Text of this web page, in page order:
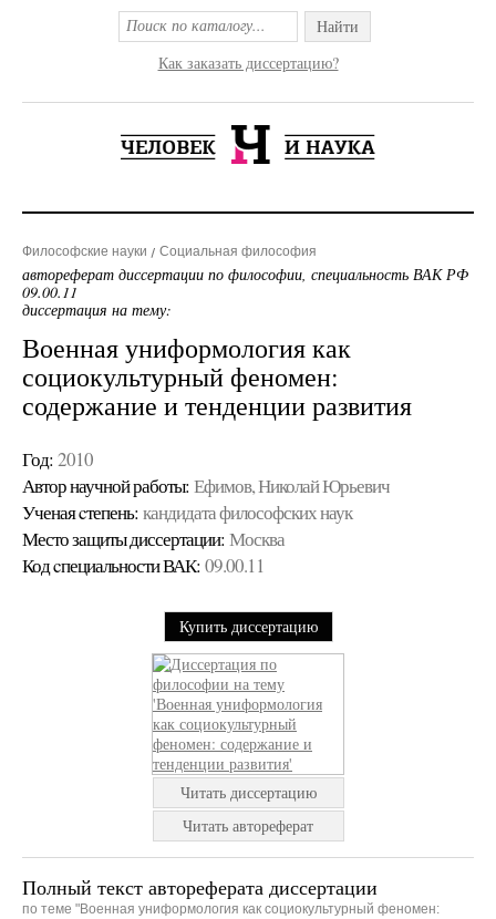
Найти
Как заказать диссертацию?
Философские науки Социальная философия
автореферат диссертации по философии, специальность ВАК РФ
09.00.11
диссертация на тему:
Военная униформология как
социокультурный феномен:
содержание и тенденции развития
Год: 2010
Автор научной работы: Ефимов, Николай Юрьевич
Ученая cтепень: кандидата философских наук
Место защиты диссертации: Москва
Код cпециальности ВАК: 09.00.11
Купить диссертацию
Читать диссертацию
Читать автореферат
Полный текст автореферата диссертации
по теме "Военная униформология как социокультурный феномен: